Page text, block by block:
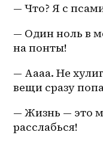
— Что? Я с
— Один ноль в
на понты!
— Аааа. Не
вещи сразу
— Жизнь — это
расслабься!